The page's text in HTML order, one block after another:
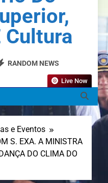
Cultura
RANDOM NEWS
Live Now
e Eventos
S. EXA. A MINISTRA
DO CLIMA DO